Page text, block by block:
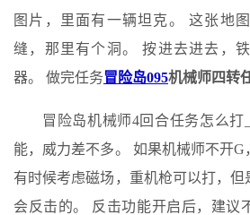
图片，里面有一辆坦克。 这张地
缝，那里有个洞。 按进去进去，
器。 做完任务冒险岛095机械师四转
冒险岛机械师4回合任务怎么
能，威力差不多。 如果机械师不开
有时候考虑磁场，重机枪可以打，但
会反击的。 反击功能开启后，建议